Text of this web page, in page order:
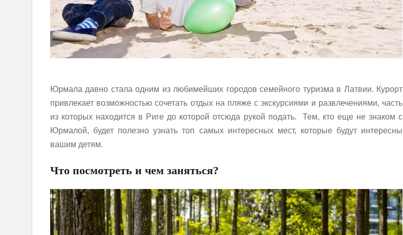
Юрмала давно стала одним из любимейших городов семейного туризма в Латвии. Курорт
привлекает возможностью сочетать отдых на пляже с экскурсиями и развлечениями, часть
из которых находится в Риге до которой отсюда рукой подать. Тем, кто еще не знаком с
Юрмалой, будет полезно узнать топ самых интересных мест, которые будут интересны
вашим детям.
Что посмотреть и чем заняться?